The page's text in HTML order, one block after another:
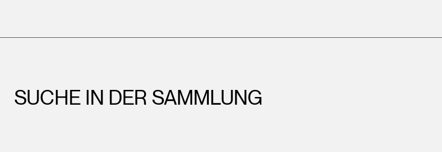
SUCHE IN DER SAMMLUNG